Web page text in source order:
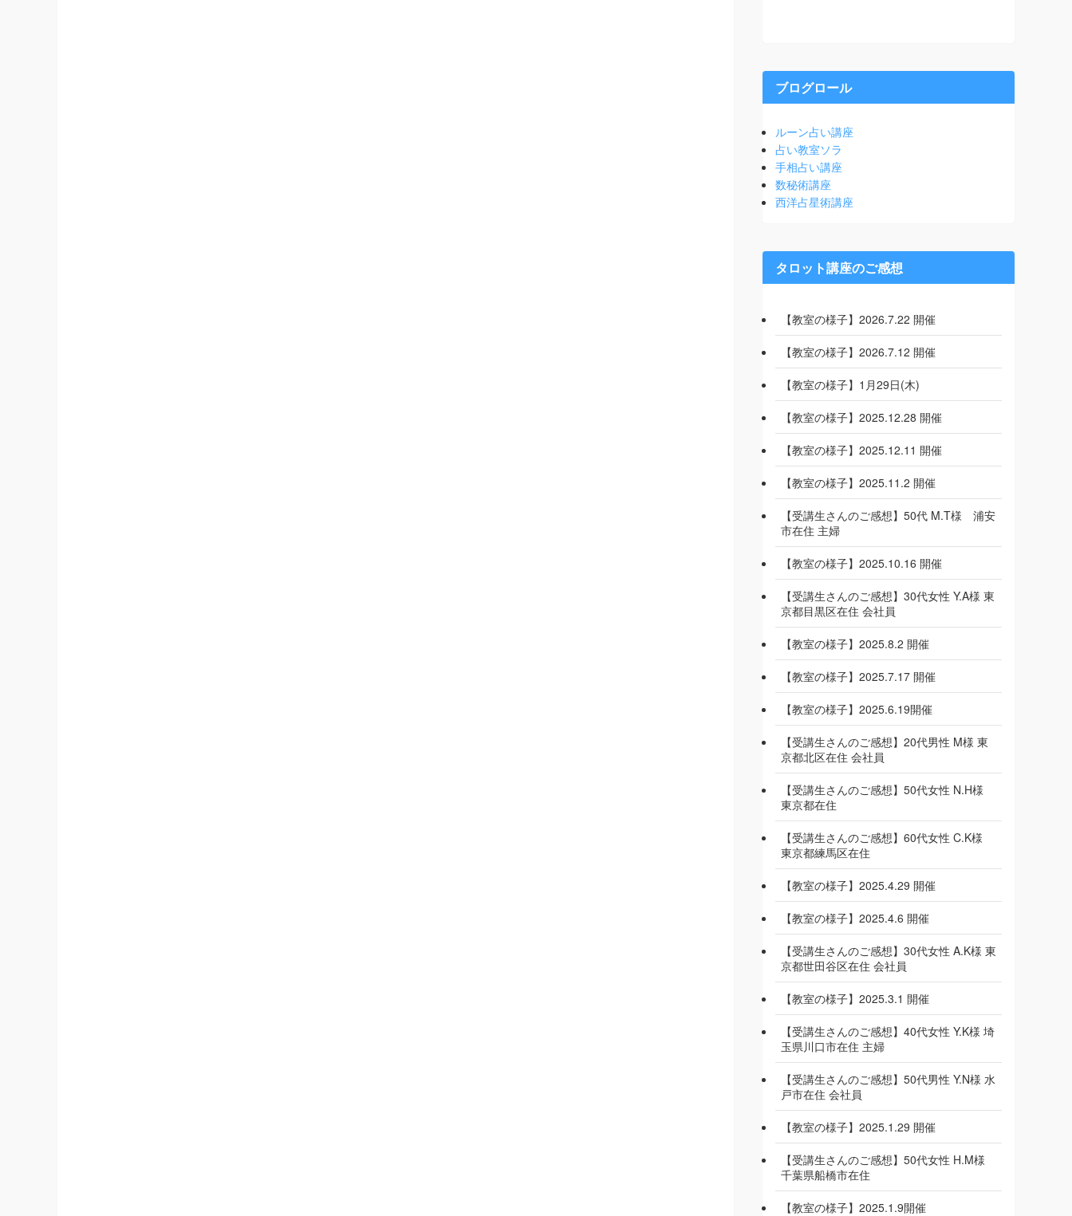
ブログロール
ルーン占い講座
占い教室ソラ
手相占い講座
数秘術講座
西洋占星術講座
タロット講座のご感想
【教室の様子】2026.7.22 開催
【教室の様子】2026.7.12 開催
【教室の様子】1月29日(木)
【教室の様子】2025.12.28 開催
【教室の様子】2025.12.11 開催
【教室の様子】2025.11.2 開催
【受講生さんのご感想】50代 M.T様 浦安
市在住 主婦
【教室の様子】2025.10.16 開催
【受講生さんのご感想】30代女性 Y.A様 東
京都目黒区在住 会社員
【教室の様子】2025.8.2 開催
【教室の様子】2025.7.17 開催
【教室の様子】2025.6.19開催
【受講生さんのご感想】20代男性 M様 東
京都北区在住 会社員
【受講生さんのご感想】50代女性 N.H様
東京都在住
【受講生さんのご感想】60代女性 C.K様
東京都練馬区在住
【教室の様子】2025.4.29 開催
【教室の様子】2025.4.6 開催
【受講生さんのご感想】30代女性 A.K様 東
京都世田谷区在住 会社員
【教室の様子】2025.3.1 開催
【受講生さんのご感想】40代女性 Y.K様 埼
玉県川口市在住 主婦
【受講生さんのご感想】50代男性 Y.N様 水
戸市在住 会社員
【教室の様子】2025.1.29 開催
【受講生さんのご感想】50代女性 H.M様
千葉県船橋市在住
【教室の様子】2025.1.9開催